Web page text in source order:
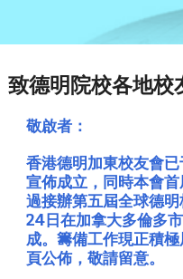
致德明院校各地校
敬啟者：
香港德明加東校友會
宣佈成立，同時本會
過接辦第五屆全球德
24日在加拿大多倫多
成。籌備工作現正積
頁公佈，敬請留意。